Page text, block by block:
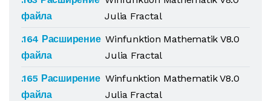
файла
Julia Fractal
.164 Расширение
файла
Winfunktion Mathematik V8.0
Julia Fractal
.165 Расширение
файла
Winfunktion Mathematik V8.0
Julia Fractal